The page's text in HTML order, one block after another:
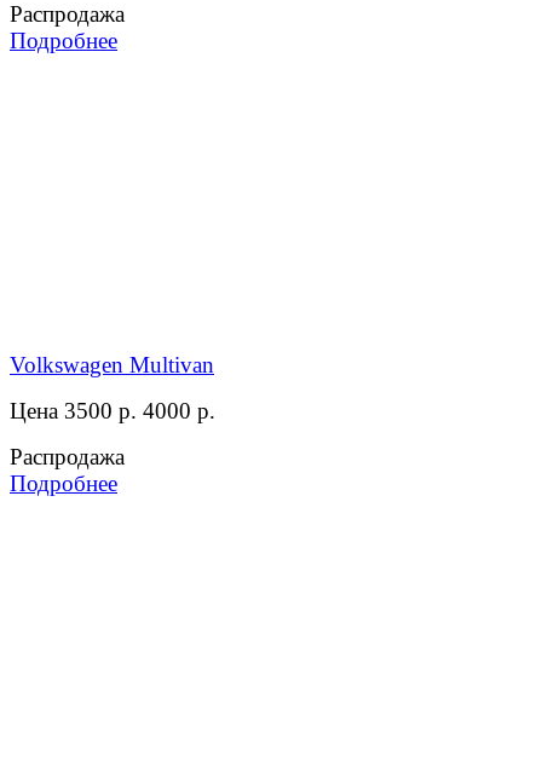
Распродажа
Подробнее
Volkswagen Multivan
Цена 3500 р. 4000 р.
Распродажа
Подробнее